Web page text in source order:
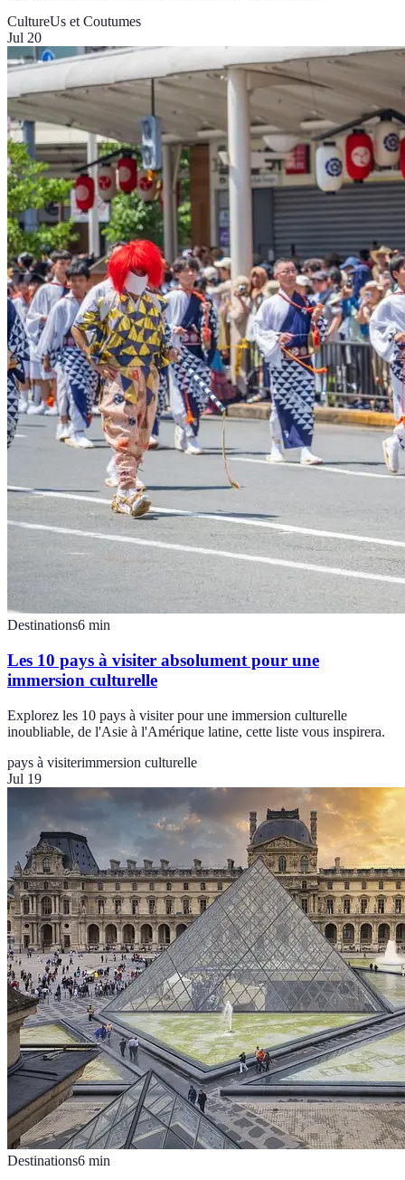
CultureUs et Coutumes
Jul 20
Destinations6 min
Les 10 pays à visiter absolument pour une
immersion culturelle
Explorez les 10 pays à visiter pour une immersion culturelle
inoubliable, de l'Asie à l'Amérique latine, cette liste vous inspirera.
pays à visiterimmersion culturelle
Jul 19
Destinations6 min